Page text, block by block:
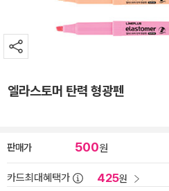
엘라스토머 탄력 형광펜
판매가 500원
카드최대혜택가 425원